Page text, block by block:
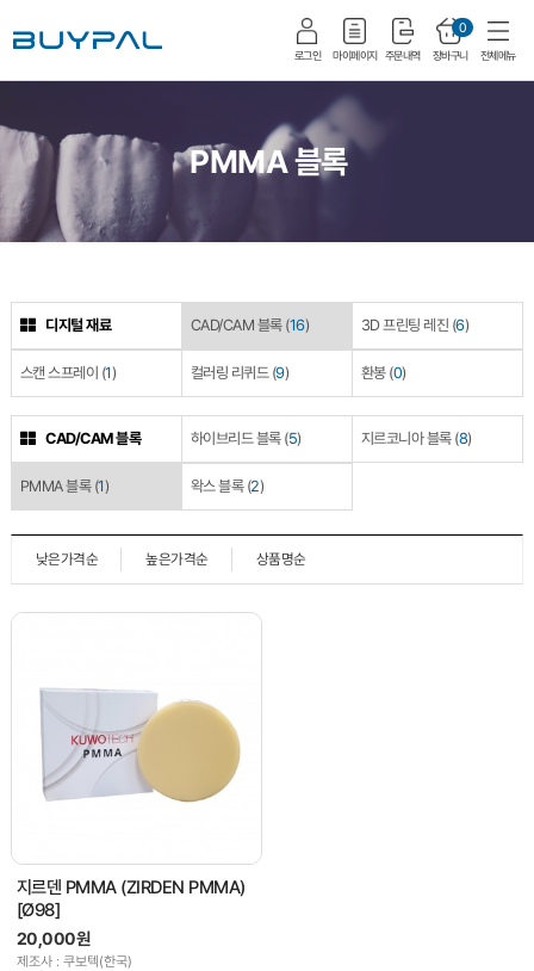
로그인 마이페이지 주문내역 장바구니
0
전체메뉴
PMMA 블록
디지털 재료 CAD/CAM 블록 (16) 3D 프린팅 레진 (6)
스캔 스프레이 (1) 컬러링 리퀴드 (9) 환봉 (0)
CAD/CAM 블록 하이브리드 블록 (5) 지르코니아 블록 (8)
PMMA 블록 (1) 왁스 블록 (2)
낮은가격순 높은가격순 상품명순
지르덴 PMMA (ZIRDEN PMMA)
[Ø98]
20,000원
제조사 : 쿠보텍(한국)